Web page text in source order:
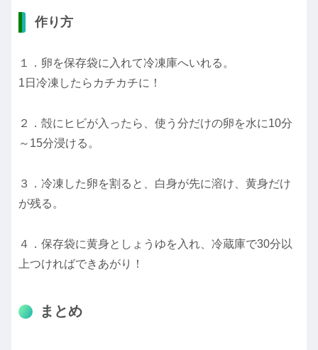
作り方
１．卵を保存袋に入れて冷凍庫へいれる。
1日冷凍したらカチカチに！
２．殻にヒビが入ったら、使う分だけの卵を水に10分
～15分浸ける。
３．冷凍した卵を割ると、白身が先に溶け、黄身だけ
が残る。
４．保存袋に黄身としょうゆを入れ、冷蔵庫で30分以
上つければできあがり！
まとめ